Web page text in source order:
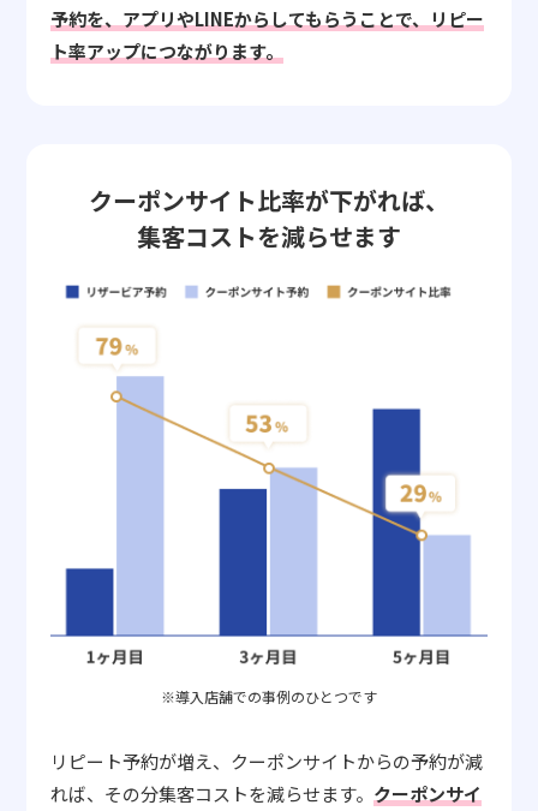
予約を、アプリやLINEからしてもらうことで、リピー
ト率アップにつながります。
クーポンサイト比率が下がれば、
集客コストを減らせます
※導入店舗での事例のひとつです
リピート予約が増え、クーポンサイトからの予約が減
れば、その分集客コストを減らせます。 クーポンサイ